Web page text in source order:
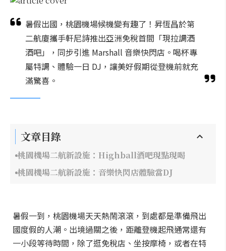
暑假出國，桃園機場候機變有趣了！昇恆昌於第
二航廈攜手軒尼詩推出亞洲免稅首間「現拉調酒
酒吧」，同步引進 Marshall 音樂快閃店。喝杯專
屬特調、體驗一日 DJ，讓美好假期從登機前就充
滿驚喜。
文章目錄
桃園機場二航新設施：Highball酒吧現點現喝
桃園機場二航新設施：音樂快閃店體驗當DJ
暑假一到，桃園機場天天熱鬧滾滾，到處都是準備飛出
國度假的人潮。出境過關之後，距離登機起飛通常還有
一小段等待時間，除了逛免稅店、坐按摩椅，或者在特